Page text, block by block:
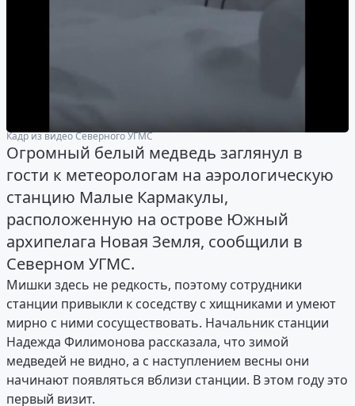
Кадр из видео Северного УГМС
Огромный белый медведь заглянул в
гости к метеорологам на аэрологическую
станцию Малые Кармакулы,
расположенную на острове Южный
архипелага Новая Земля, сообщили в
Северном УГМС.
Мишки здесь не редкость, поэтому сотрудники
станции привыкли к соседству с хищниками и умеют
мирно с ними сосуществовать. Начальник станции
Надежда Филимонова рассказала, что зимой
медведей не видно, а с наступлением весны они
начинают появляться вблизи станции. В этом году это
первый визит.